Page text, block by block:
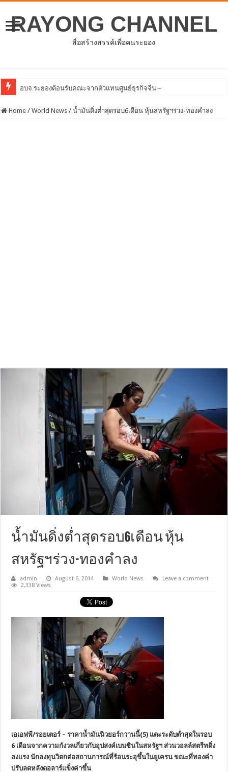
RAYONG CHANNEL
สื่อสร้างสรรค์เพื่อคนระยอง
โ
Home / World News / น้ำมันดิ่งต่ำสุดรอบ6เดือน หุ้นสหรัฐฯร่วง-ทองคำลง
น้ำมันดิ่งต่ำสุดรอบ6เดือน หุ้น
สหรัฐฯร่วง-ทองคำลง
admin August 6, 2014 World News
Leave a comment
2,338 Views
เอเอฟพี/รอยเตอร์ – ราคาน้ำมันนิวยอร์กวานนี้(5) แตะระดับต่ำสุดในรอบ
6 เดือนจากความกังวลเกี่ยวกับอุปสงค์เบนซินในสหรัฐฯ ส่วนวอลล์สตรีทดิ่ง
ลงแรง นักลงทุนวิตกต่อสถานการณ์ที่ร้อนระอุขึ้นในยูเครน ขณะที่ทองคำ
ปรับลดหลังดอลาร์แข็งค่าขึ้น